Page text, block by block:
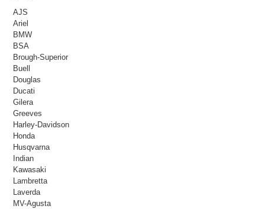
AJS
Ariel
BMW
BSA
Brough-Superior
Buell
Douglas
Ducati
Gilera
Greeves
Harley-Davidson
Honda
Husqvarna
Indian
Kawasaki
Lambretta
Laverda
MV-Agusta